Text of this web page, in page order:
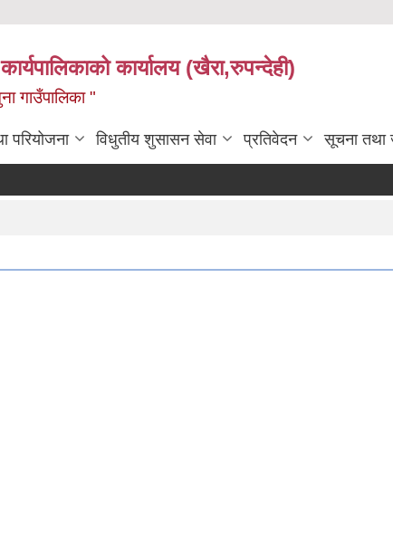
कार्यालय (खैरा,रुपन्देही)
गाउँपालिका "
परियोजना विधुतीय शुसासन सेवा प्रतिवेदन सूचना तथा